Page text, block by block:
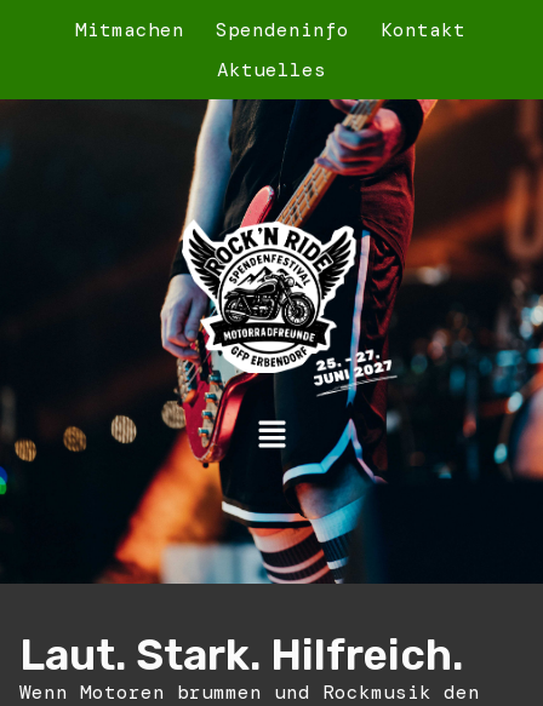
Mitmachen Spendeninfo
Kontakt
Aktuelles
Laut. Stark. Hilfreich.
Wenn Motoren brummen und Rockmusik den